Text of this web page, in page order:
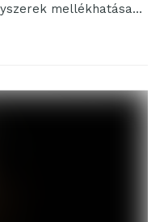
mellékhatása